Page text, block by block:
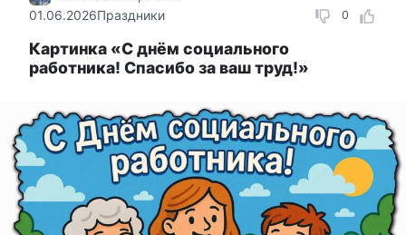
0
01.06.2026Праздники
Картинка «С днём социального
работника! Спасибо за ваш труд!»